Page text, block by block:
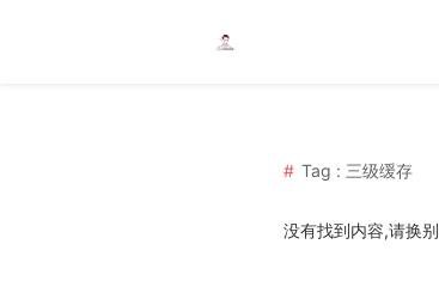
Tag : 三级缓存
没有找到内容,请换